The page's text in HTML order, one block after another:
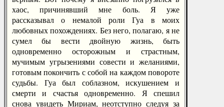
хаос, причинявший мне боль. Я уже
рассказывал о немалой роли Гуа в моих
любовных похождениях. Без него, полагаю, я не
сумел бы вести двойную жизнь, быть
одновременно осторожным и страстным,
мучимым угрызениями совести и желаниями,
готовым покончить с собой на каждом повороте
судьбы. Гуа был соблазном, искушением и
смерти и счастья одновременно. Я спешил
снова увидеть Мириам, неотступно следуя за